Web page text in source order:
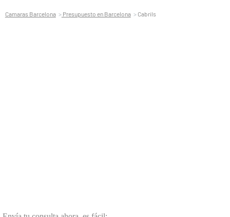
Camaras Barcelona Presupuesto en Barcelona Cabrils